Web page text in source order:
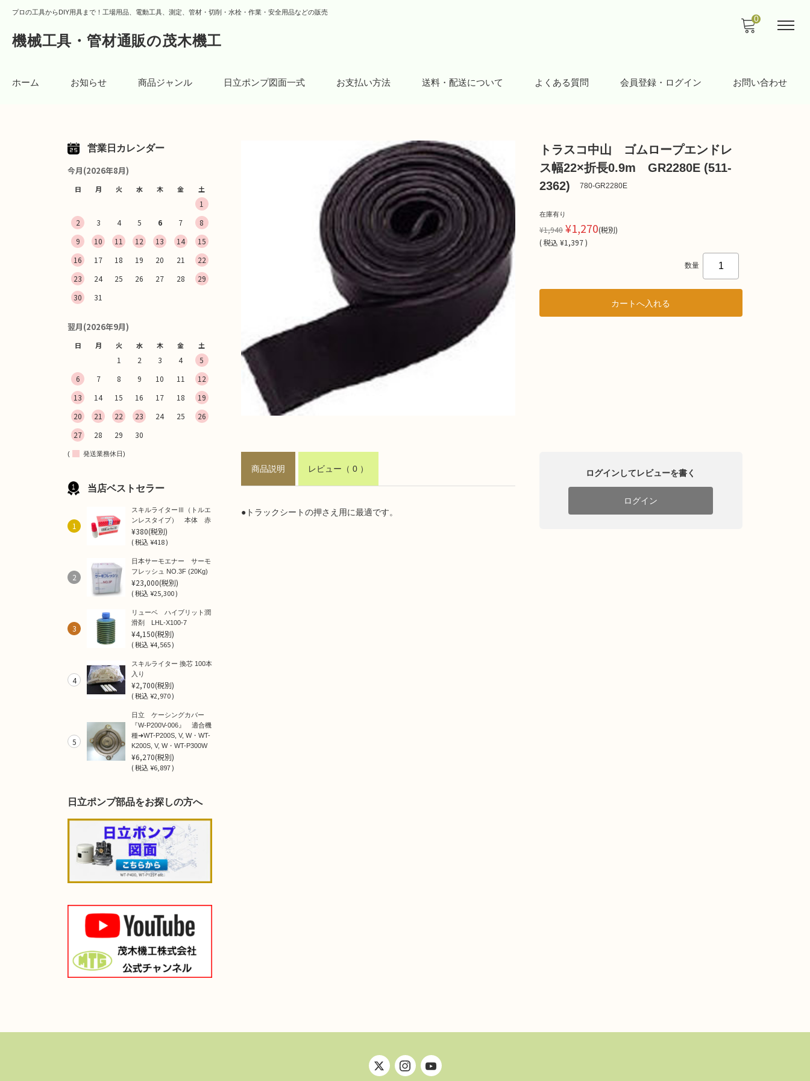
プロの工具からDIY用具まで！工場用品、電動工具、測定、管材・切削・水栓・作業・安全用品などの販売
機械工具・管材通販の茂木機工
ホーム お知らせ 商品ジャンル 日立ポンプ図面一式 お支払い方法 送料・配送について よくある質問 会員登録・ログイン お問い合わせ
0
トラスコ中山 ゴムロープエンドレ
ス幅22×折長0.9m GR2280E (511-
2362)
780-GR2280E
在庫有り
¥1,940¥1,270(税別)
(税込 ¥1,397 )
数量
商品説明 レビュー （ 0 ）
●トラックシートの押さえ用に最適です。
ログインしてレビューを書く
ログイン
営業日カレンダー
今月(2026年8月)
日 月 火 水 木 金 土
1
2
3 4 5 6 7
8
9
10 11 12 13 14
15
16
17 18 19 20 21
22
23
24 25 26 27 28
29
30
31
翌月(2026年9月)
日 月 火 水 木 金 土
1 2 3 4
5
6
7 8 9 10 11
12
13
14 15 16 17 18
19
20
21 22 23 24 25
26
27
28 29 30
( 発送業務休日)
当店ベストセラー
1
スキルライターⅢ（トルエ
ンレスタイプ） 本体 赤
¥380(税別)
(税込¥418 )
2
日本サーモエナー サーモ
フレッシュ NO.3F (20Kg)
¥23,000(税別)
(税込¥25,300 )
3
リューベ ハイブリット潤
滑剤 LHL-X100-7
¥4,150(税別)
(税込¥4,565 )
4
スキルライター 換芯 100本
入り
¥2,700(税別)
(税込¥2,970 )
5
日立 ケーシングカバー
『W-P200V-006』 適合機
種➜WT-P200S, V, W・WT-
K200S, V, W・WT-P300W
¥6,270(税別)
(税込¥6,897 )
日立ポンプ部品をお探しの方へ